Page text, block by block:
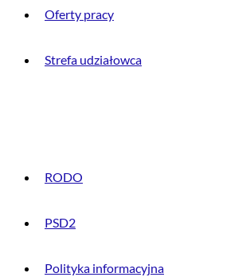
Oferty pracy
Strefa udziałowca
RODO
PSD2
Polityka informacyjna